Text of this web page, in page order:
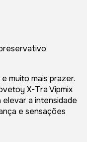
muito mais prazer.
X-Tra Vipmix
elevar a intensidade
e sensações